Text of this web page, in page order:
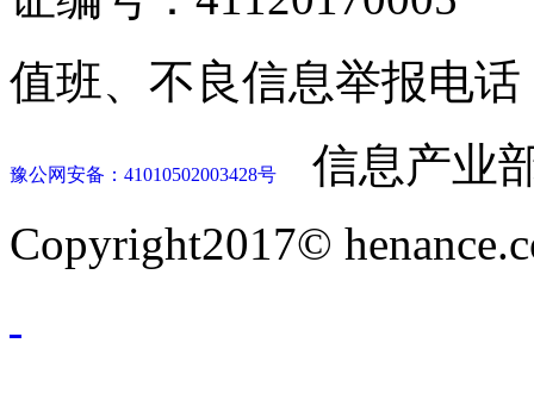
值班、不良信息举报电话
豫公网安备：41010502003428号
信息产业
Copyright2017©